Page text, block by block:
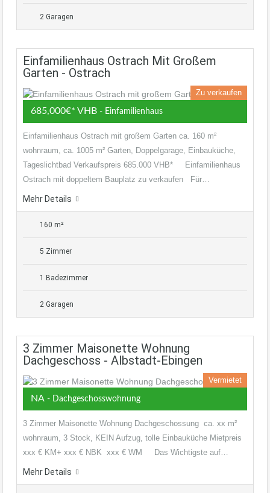
2 Garagen
Einfamilienhaus Ostrach Mit Großem
Garten - Ostrach
Zu verkaufen
685,000€* VHB - Einfamilienhaus
Einfamilienhaus Ostrach mit großem Garten ca. 160 m²
wohnraum, ca. 1005 m² Garten, Doppelgarage, Einbauküche,
Tageslichtbad Verkaufspreis 685.000 VHB* Einfamilienhaus
Ostrach mit doppeltem Bauplatz zu verkaufen Für…
Mehr Details
160 m²
5 Zimmer
1 Badezimmer
2 Garagen
3 Zimmer Maisonette Wohnung
Dachgeschoss - Albstadt-Ebingen
Vermietet
NA - Dachgeschosswohnung
3 Zimmer Maisonette Wohnung Dachgeschossung ca. xx m²
wohnraum, 3 Stock, KEIN Aufzug, tolle Einbauküche Mietpreis
xxx € KM+ xxx € NBK xxx € WM Das Wichtigste auf…
Mehr Details